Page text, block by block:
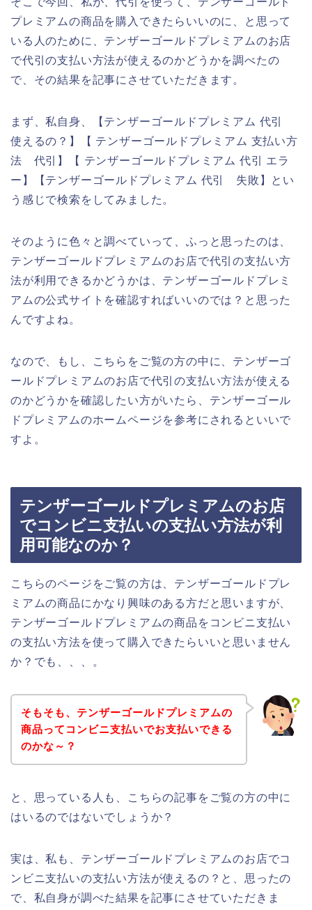
プレミアムの商品を購入できたらいいのに、と思って
いる人のために、テンザーゴールドプレミアムのお店
で代引の支払い方法が使えるのかどうかを調べたの
で、その結果を記事にさせていただきます。
まず、私自身、【テンザーゴールドプレミアム 代引
使えるの？】【 テンザーゴールドプレミアム 支払い方
法 代引】【 テンザーゴールドプレミアム 代引 エラ
ー】【テンザーゴールドプレミアム 代引 失敗】とい
う感じで検索をしてみました。
そのように色々と調べていって、ふっと思ったのは、
テンザーゴールドプレミアムのお店で代引の支払い方
法が利用できるかどうかは、テンザーゴールドプレミ
アムの公式サイトを確認すればいいのでは？と思った
んですよね。
なので、もし、こちらをご覧の方の中に、テンザーゴ
ールドプレミアムのお店で代引の支払い方法が使える
のかどうかを確認したい方がいたら、テンザーゴール
ドプレミアムのホームページを参考にされるといいで
すよ。
テンザーゴールドプレミアムのお店
でコンビニ支払いの支払い方法が利
用可能なのか？
こちらのページをご覧の方は、テンザーゴールドプレ
ミアムの商品にかなり興味のある方だと思いますが、
テンザーゴールドプレミアムの商品をコンビニ支払い
の支払い方法を使って購入できたらいいと思いません
か？でも、、、。
そもそも、テンザーゴールドプレミアムの
商品ってコンビニ支払いでお支払いできる
のかな～？
と、思っている人も、こちらの記事をご覧の方の中に
はいるのではないでしょうか？
実は、私も、テンザーゴールドプレミアムのお店でコ
ンビニ支払いの支払い方法が使えるの？と、思ったの
で、私自身が調べた結果を記事にさせていただきま